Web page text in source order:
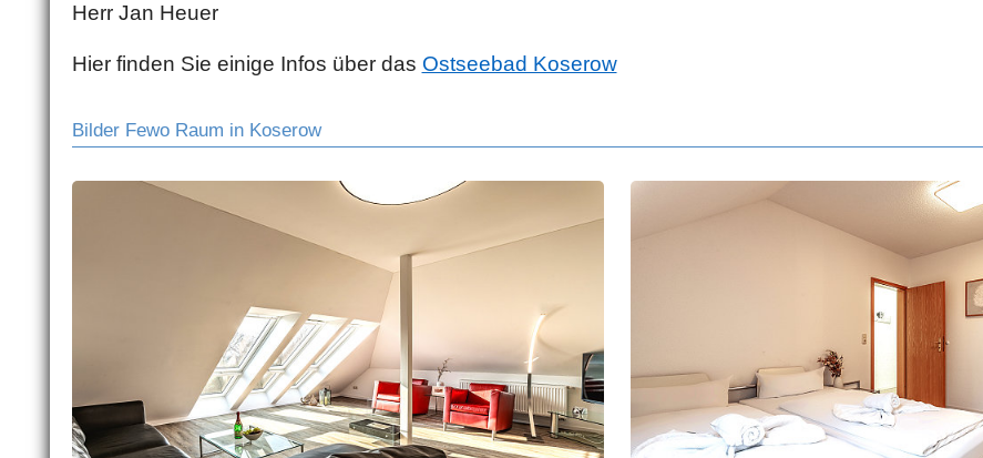
Herr Jan Heuer
Hier finden Sie einige Infos über das Ostseebad Koserow
Bilder Fewo Raum in Koserow